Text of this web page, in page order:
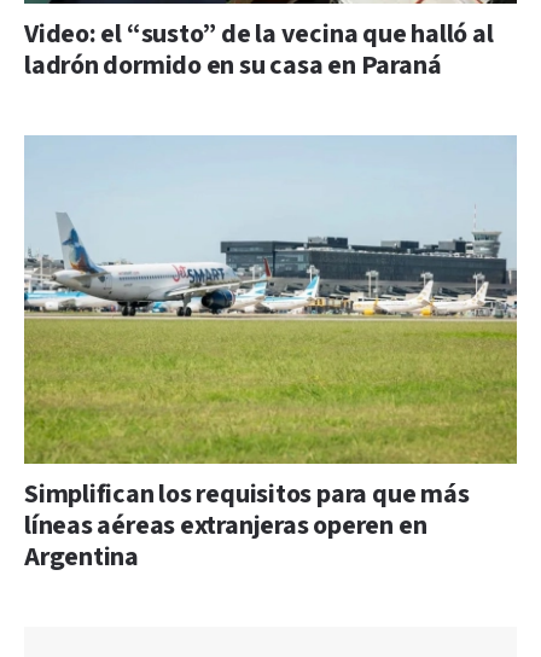
Video: el “susto” de la vecina que halló al
ladrón dormido en su casa en Paraná
Simplifican los requisitos para que más
líneas aéreas extranjeras operen en
Argentina